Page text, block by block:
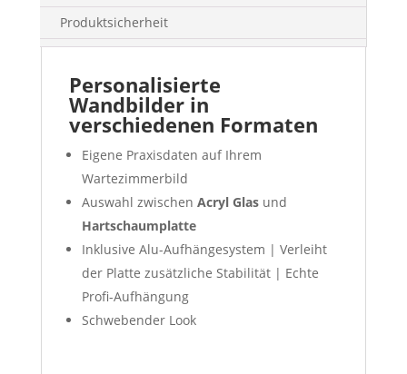
Produktsicherheit
Personalisierte
Wandbilder in
verschiedenen Formaten
Eigene Praxisdaten auf Ihrem
Wartezimmerbild
Auswahl zwischen Acryl Glasund
Hartschaumplatte
Inklusive Alu-Aufhängesystem | Verleiht
der Platte zusätzliche Stabilität | Echte
Profi-Aufhängung
Schwebender Look